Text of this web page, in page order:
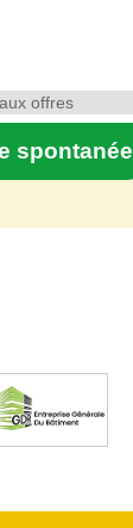
spontanée
offres